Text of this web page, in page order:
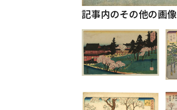
記事内のその他の画像